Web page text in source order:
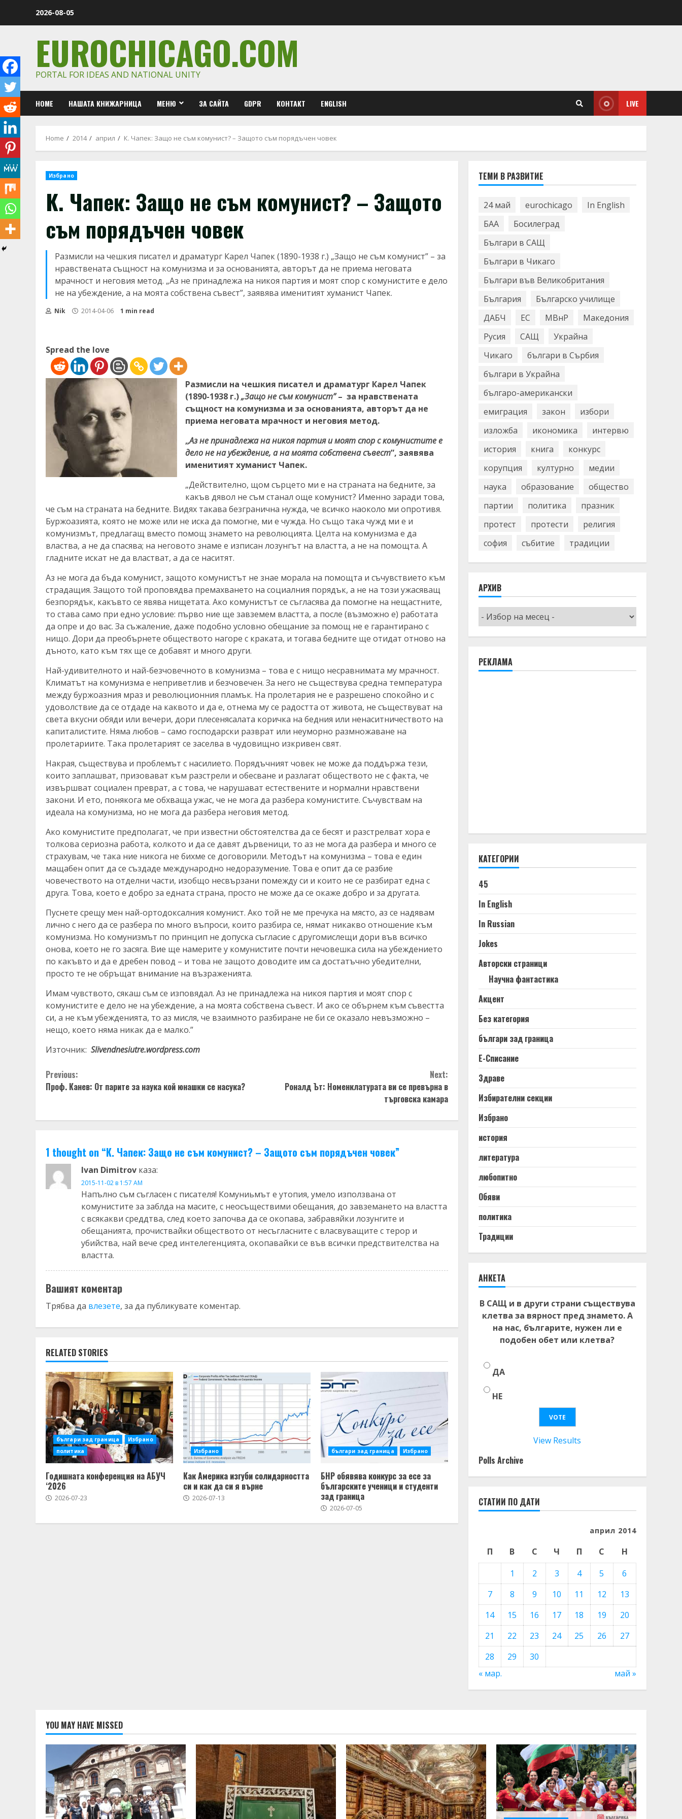
2026-08-05
EUROCHICAGO.COM
PORTAL FOR IDEAS AND NATIONAL UNITY
HOME НАШАТА КНИЖАРНИЦА МЕНЮ ЗА САЙТА GDPR КОНТАКТ ENGLISH LIVE
Home 2014 април К. Чапек: Защо не съм комунист? – Защото съм порядъчен човек
Избрано
К. Чапек: Защо не съм комунист? – Защото
съм порядъчен човек
Размисли на чешкия писател и драматург Карел Чапек (1890-1938 г.) „Защо не съм комунист” – за
нравствената същност на комунизма и за основанията, авторът да не приема неговата
мрачност и неговия метод. „Аз не принадлежа на никоя партия и моят спор с комунистите е дело
не на убеждение, а на моята собствена съвест”, заявява именитият хуманист Чапек.
Nik 2014-04-06 1 min read
Spread the love
Размисли на чешкия писател и драматург Карел Чапек
(1890-1938 г.)„Защо не съм комунист”– за нравствената
същност на комунизма и за основанията, авторът да не
приема неговата мрачност и неговия метод.
„Аз не принадлежа на никоя партия и моят спор с комунистите е
дело не на убеждение, а на моята собствена съвест”, заявява
именитият хуманист Чапек.
„Действително, щом сърцето ми е на страната на бедните, за
какъв дявол не съм станал още комунист? Именно заради това,
че съм на страната на бедните. Видях такава безгранична нужда, че всичко наоколо ми опротивя.
Буржоазията, която не може или не иска да помогне, ми е чужда. Но също така чужд ми е и
комунизмът, предлагащ вместо помощ знамето на революцията. Целта на комунизма е да
властва, а не да спасява; на неговото знаме е изписан лозунгът на властта, а не на помощта. А
гладните искат не да властват, а да се наситят.
Аз не мога да бъда комунист, защото комунистът не знае морала на помощта и съчувствието към
страдащия. Защото той проповядва премахването на социалния порядък, а не на този ужасяващ
безпорядък, какъвто се явява нищетата. Ако комунистът се съгласява да помогне на нещастните,
то става само при едно условие: първо ние ще завземем властта, а после (възможно е) работата
да опре и до вас. За съжаление, даже подобно условно обещание за помощ не е гарантирано с
нищо. Дори да преобърнете обществото нагоре с краката, и тогава бедните ще отидат отново на
дъното, като към тях ще се добавят и много други.
Най-удивителното и най-безчовечното в комунизма – това е с нищо несравнимата му мрачност.
Климатът на комунизма е неприветлив и безчовечен. За него не съществува средна температура
между буржоазния мраз и революционния пламък. На пролетария не е разрешено спокойно и с
удоволствие да се отдаде на каквото и да е, отнема му се радостта от живота, не съществуват на
света вкусни обяди или вечери, дори плесенясалата коричка на бедния или ненаситничеството на
капиталистите. Няма любов – само господарски разврат или неуморно размножаване на
пролетариите. Така пролетарият се заселва в чудовищно изкривен свят.
Накрая, съществува и проблемът с насилието. Порядъчният човек не може да поддържа тези,
които заплашват, призовават към разстрели и обесване и разлагат обществото не с факта, че
извършват социален преврат, а с това, че нарушават естествените и нормални нравствени
закони. И ето, понякога ме обхваща ужас, че не мога да разбера комунистите. Съчувствам на
идеала на комунизма, но не мога да разбера неговия метод.
Ако комунистите предполагат, че при известни обстоятелства да се бесят и разстрелват хора е
толкова сериозна работа, колкото и да се давят дървеници, то аз не мога да разбера и много се
страхувам, че така ние никога не бихме се договорили. Методът на комунизма – това е един
мащабен опит да се създаде международно недоразумение. Това е опит да се разбие
човечеството на отделни части, изобщо несвързани помежду си и които не се разбират една с
друга. Това, което е добро за едната страна, просто не може да се окаже добро и за другата.
Пуснете срещу мен най-ортодоксалния комунист. Ако той не ме пречука на място, аз се надявам
лично с него да се разбера по много въпроси, които разбира се, нямат никакво отношение към
комунизма. Но комунизмът по принцип не допуска съгласие с другомислещи дори във всичко
онова, което не го засяга. Вие ще намерите у комунистите почти нечовешка сила на убеждението
по какъвто и да е дребен повод – и това не защото доводите им са достатъчно убедителни,
просто те не обръщат внимание на възраженията.
Имам чувството, сякаш съм се изповядал. Аз не принадлежа на никоя партия и моят спор с
комунистите е дело не на убеждение, а на моята собствена съвест. И ако се обърнем към съвестта
си, а не към убежденията, то аз мисля, че взаимното разбиране не би се оказало невъзможно –
нещо, което няма никак да е малко.”
Източник: Slivendnesiutre.wordpress.com
Continue
Reading
Previous:
Проф. Канев: От парите за наука кой юнашки се насука?
Next:
Роналд Ът: Номенклатурата ви се превърна в
търговска камара
1 thought on “К. Чапек: Защо не съм комунист? – Защото съм порядъчен човек”
Ivan Dimitrov каза:
2015-11-02 в 1:57 AM
Напълно съм съгласен с писателя! Комуниьмът е утопия, умело използвана от
комунистите за заблда на масите, с неосъществими обещания, до завземането на властта
с всякакви среддтва, след което започва да се окопава, забравяйки лозунгите и
обещанията, прочиствайки обществото от несъгласните с власвуващите с терор и
убийства, най вече сред интелегенцията, окопавайки се във всички предствителства на
властта.
Вашият коментар
Трябва да влезете, за да публикувате коментар.
RELATED STORIES
българи зад граница
Избрано
политика
Годишната конференция на АБУЧ
‘2026
2026-07-23
Избрано
Как Америка изгуби солидарността
си и как да си я върне
2026-07-13
българи зад граница Избрано
БНР обявява конкурс за есе за
българските ученици и студенти
зад граница
2026-07-05
ТЕМИ В РАЗВИТИЕ
24 май eurochicago
In English
БАА
Босилеград
Българи в САЩ
Българи в Чикаго
Българи във Великобритания
България
Българско училище
ДАБЧ
ЕС МВнР
Македония
Русия
САЩ
Украйна
Чикаго
българи в Сърбия
българи в Украйна
българо-американски
емиграция
закон
избори
изложба
икономика
интервю
история
книга
конкурс
корупция
културно
медии
наука
образование
общество
партии
политика
празник
протест
протести
религия
софия
събитие традиции
АРХИВ
Архив
РЕКЛАМА
КАТЕГОРИИ
45
In English
In Russian
Jokes
Авторски страници
Научна фантастика
Акцент
Без категория
българи зад граница
Е-Списание
Здраве
Избирателни секции
Избрано
история
литература
любопитно
Обяви
политика
Традиции
АНКЕТА
В САЩ и в други страни съществува
клетва за вярност пред знамето. А
на нас, българите, нужен ли е
подобен обет или клетва?
ДА
НЕ
View Results
Polls Archive
СТАТИИ ПО ДАТИ
април 2014
П В С Ч П С
Н
1
2 3 4 5
6
7
8 9 10 11 12
13
14
15 16 17 18 19
20
21
22 23 24 25 26
27
28
29
30
« мар.
май »
YOU MAY HAVE MISSED